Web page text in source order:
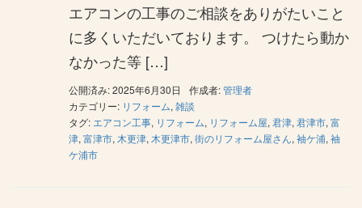
エアコンの工事のご相談をありがたいこと
に多くいただいております。 つけたら動か
なかった等 […]
公開済み: 2025年6月30日 作成者:管理者
カテゴリー: リフォーム, 雑談
タグ: エアコン工事, リフォーム, リフォーム屋, 君津, 君津市, 富
津, 富津市, 木更津, 木更津市, 街のリフォーム屋さん, 袖ケ浦, 袖
ケ浦市